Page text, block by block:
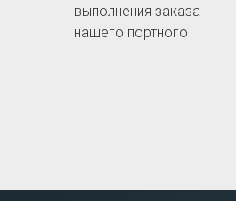
выполнения заказа
нашего портного